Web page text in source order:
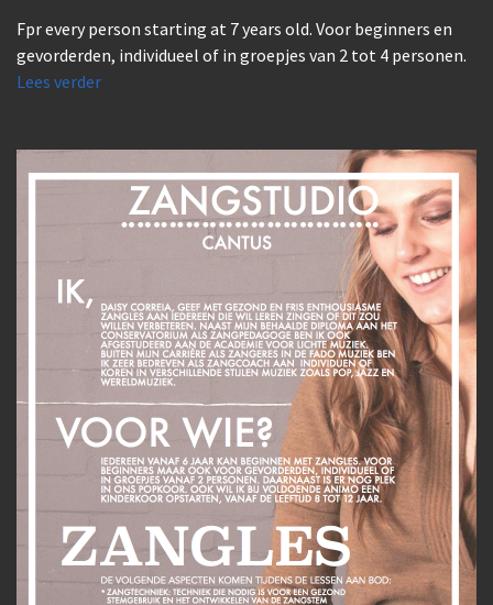
Fpr every person starting at 7 years old. Voor beginners en
gevorderden, individueel of in groepjes van 2 tot 4 personen.
Lees verder